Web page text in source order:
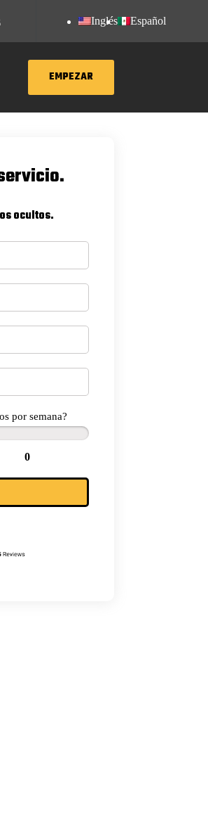
Inglés Español
EMPEZAR
ocultos.
por semana?
0